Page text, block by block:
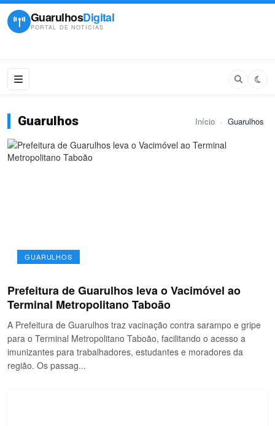
GuarulhosDigital
PORTAL DE NOTICIAS
Guarulhos Início › Guarulhos
GUARULHOS
Prefeitura de Guarulhos leva o Vacimóvel ao
Terminal Metropolitano Taboão
A Prefeitura de Guarulhos traz vacinação contra sarampo e gripe
para o Terminal Metropolitano Taboão, facilitando o acesso a
imunizantes para trabalhadores, estudantes e moradores da
região. Os passag...